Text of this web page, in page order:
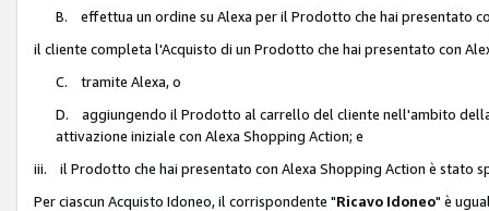
B. effettua un ordine su Alexa per il Prodotto che hai presentato
il cliente completa l'Acquisto di un Prodotto che hai presentato con
C. tramite Alexa, o
D. aggiungendo il Prodotto al carrello del cliente nell'ambito
attivazione iniziale con Alexa Shopping Action; e
iii. il Prodotto che hai presentato con Alexa Shopping Action è stato
Per ciascun Acquisto Idoneo, il corrispondente "Ricavo Idoneo" è